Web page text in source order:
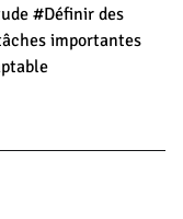
#Définir des
importantes